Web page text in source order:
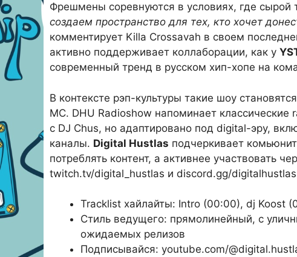
Фрешмены соревнуются в условиях, где сырой
создаем пространство для тех, кто хочет
комментирует Killa Crossavah в своем
активно поддерживает коллаборации, как у
современный тренд в русском хип-хопе на
В контексте рэп-культуры такие шоу
MC. DHU Radioshow напоминает классические
с DJ Chus, но адаптировано под digital-эру,
каналы. Digital Hustlas подчеркивает
потреблять контент, а активнее участвовать
twitch.tv/digital_hustlas и discord.gg/
Tracklist хайлайты: Intro (00:00), dj Koost
Стиль ведущего: прямолинейный, с
ожидаемых релизов
Подписывайся: youtube.com/